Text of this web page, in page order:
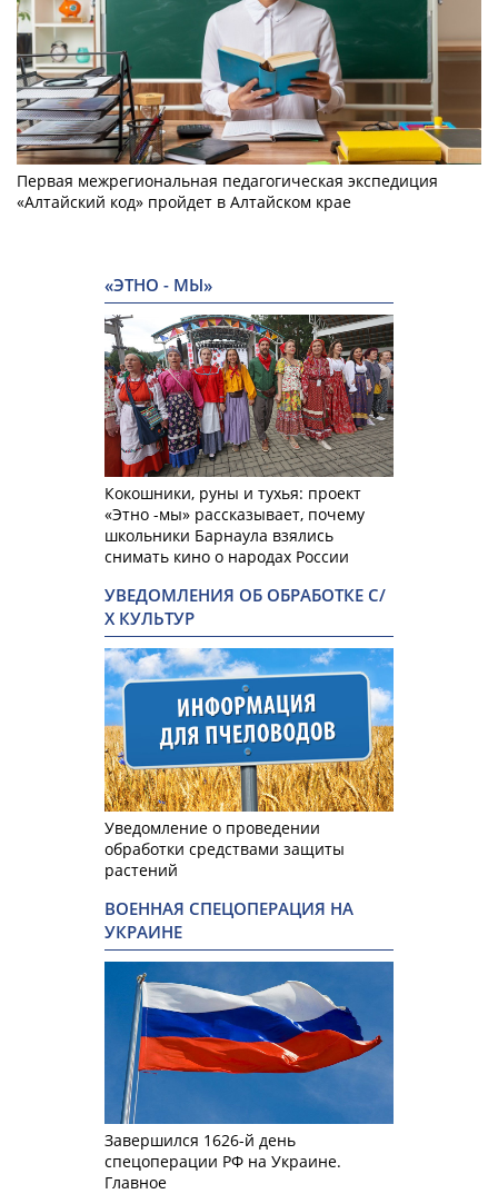
Первая межрегиональная педагогическая экспедиция
«Алтайский код» пройдет в Алтайском крае
«ЭТНО - МЫ»
Кокошники, руны и тухья: проект
«Этно -мы» рассказывает, почему
школьники Барнаула взялись
снимать кино о народах России
УВЕДОМЛЕНИЯ ОБ ОБРАБОТКЕ С/
Х КУЛЬТУР
Уведомление о проведении
обработки средствами защиты
растений
ВОЕННАЯ СПЕЦОПЕРАЦИЯ НА
УКРАИНЕ
Завершился 1626-й день
спецоперации РФ на Украине.
Главное